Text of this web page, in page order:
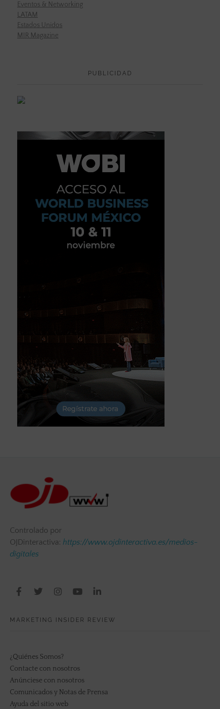
Eventos & Networking
LATAM
Estados Unidos
MIR Magazine
PUBLICIDAD
Controlado por
OJDinteractiva: https://www.ojdinteractiva.es/medios-
digitales
MARKETING INSIDER REVIEW
¿Quiénes Somos?
Contacte con nosotros
Anúnciese con nosotros
Comunicados y Notas de Prensa
Ayuda del sitio web